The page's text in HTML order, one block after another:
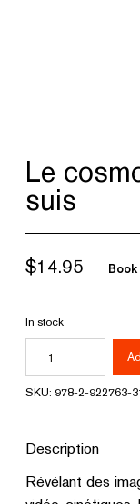
Le
suis
$14.95 Book
In stock
cosmos
je
suis
SKU: 978-2-922763-
Description
Révélant des